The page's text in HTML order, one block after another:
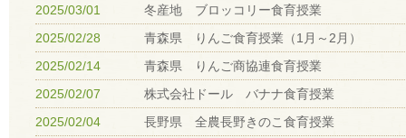
2025/03/01
冬産地 ブロッコリー食育授業
2025/02/28
青森県 りんご食育授業（1月～2月）
2025/02/14
青森県 りんご商協連食育授業
2025/02/07
株式会社ドール バナナ食育授業
2025/02/04
長野県 全農長野きのこ食育授業